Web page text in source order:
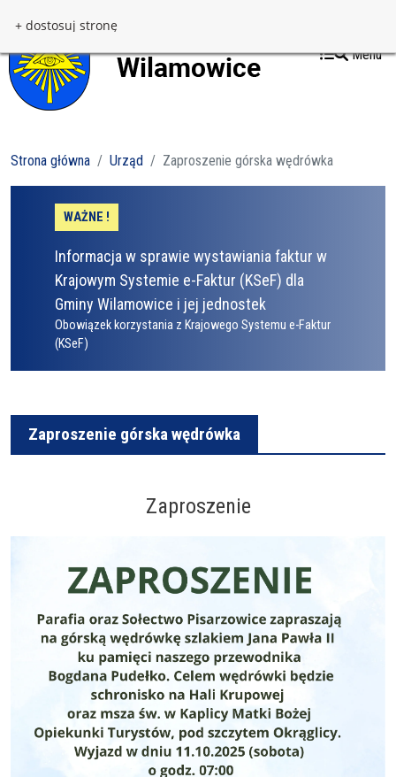
+ dostosuj stronę
Menu
Strona główna Urząd Zaproszenie górska wędrówka
WAŻNE !
Informacja w sprawie wystawiania faktur w
Krajowym Systemie e-Faktur (KSeF) dla
Gminy Wilamowice i jej jednostek
Obowiązek korzystania z Krajowego Systemu e-Faktur
(KSeF)
Zaproszenie górska wędrówka
Zaproszenie